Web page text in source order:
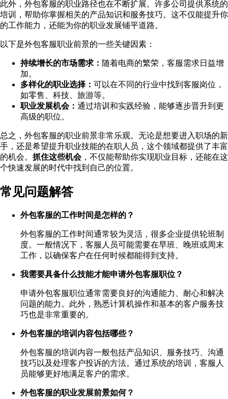
此外，外包客服的职业路径也在不断扩展。许多公司提供系统的
培训，帮助你掌握相关的产品知识和服务技巧。这不仅能提升你
的工作能力，还能为你的职业发展铺平道路。
以下是外包客服职业前景的一些关键因素：
持续增长的市场需求： 随着电商的繁荣，客服需求日益增
加。
多样化的职业选择： 可以在不同的行业中找到客服岗位，
如零售、科技、旅游等。
职业发展机会： 通过培训和实践经验，能够逐步晋升到更
高级的职位。
总之，外包客服的职业前景非常乐观。无论是想要进入职场的新
手，还是希望提升职业技能的在职人员，这个领域都提供了丰富
的机会。 抓住这些机会，不仅能帮助你实现职业目标，还能在这
个快速发展的时代中找到自己的位置。
常见问题解答
外包客服的工作时间是怎样的？
外包客服的工作时间通常较为灵活，很多企业提供轮班制
度。一般情况下，客服人员可能需要在早班、晚班或周末
工作，以确保客户在任何时候都能得到支持。
我需要具备什么技能才能申请外包客服职位？
申请外包客服职位通常需要良好的沟通能力、耐心和解决
问题的能力。此外，熟悉计算机操作和基本的客户服务技
巧也是非常重要的。
外包客服的培训内容包括哪些？
外包客服的培训内容一般包括产品知识、服务技巧、沟通
技巧以及处理客户投诉的方法。通过系统的培训，客服人
员能够更好地满足客户的需求。
外包客服的职业发展前景如何？